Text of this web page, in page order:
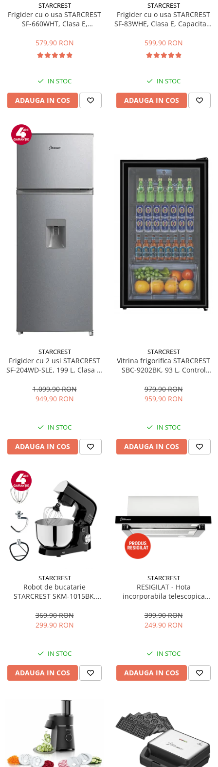
STARCREST
Frigider cu o usa STARCREST
SF-660WHT, Clasa E,
579,90 RON
IN STOC
ADAUGA IN COS
STARCREST
Frigider cu o usa STARCREST
SF-83WHE, Clasa E, Capacitate
Compartiment gheata, H 85
cm, Alb
599,90 RON
IN STOC
ADAUGA IN COS
STARCREST
Frigider cu 2 usi STARCREST
SF-204WD-SLE, 199 L, Clasa E,
Termostat Ajustabil, Usi
reversibile, H 143 cm, Argintiu
1.099,90 RON
949,90 RON
IN STOC
ADAUGA IN COS
STARCREST
Vitrina frigorifica STARCREST
SBC-9202BK, 93 L, Control
83.2 cm, Negru
979,90 RON
959,90 RON
IN STOC
ADAUGA IN COS
STARCREST
Robot de bucatarie
STARCREST SKM-1015BK,
Accesorii, 10 Viteze + Pulse,
Negru
369,90 RON
299,90 RON
IN STOC
ADAUGA IN COS
STARCREST
RESIGILAT - Hota
incorporabila telescopica
Putere de absorbtie 550 m3/h,
1 Motor, 2 Trepte putere, 60
399,90 RON
249,90 RON
IN STOC
ADAUGA IN COS